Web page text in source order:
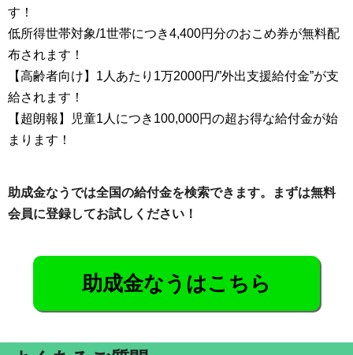
す！
低所得世帯対象/1世帯につき4,400円分のおこめ券が無料配
布されます！
【高齢者向け】1人あたり1万2000円/”外出支援給付金”が支
給されます！
【超朗報】児童1人につき100,000円の超お得な給付金が始
まります！
助成金なうでは全国の給付金を検索できます。まずは無料
会員に登録してお試しください！
助成金なうはこちら